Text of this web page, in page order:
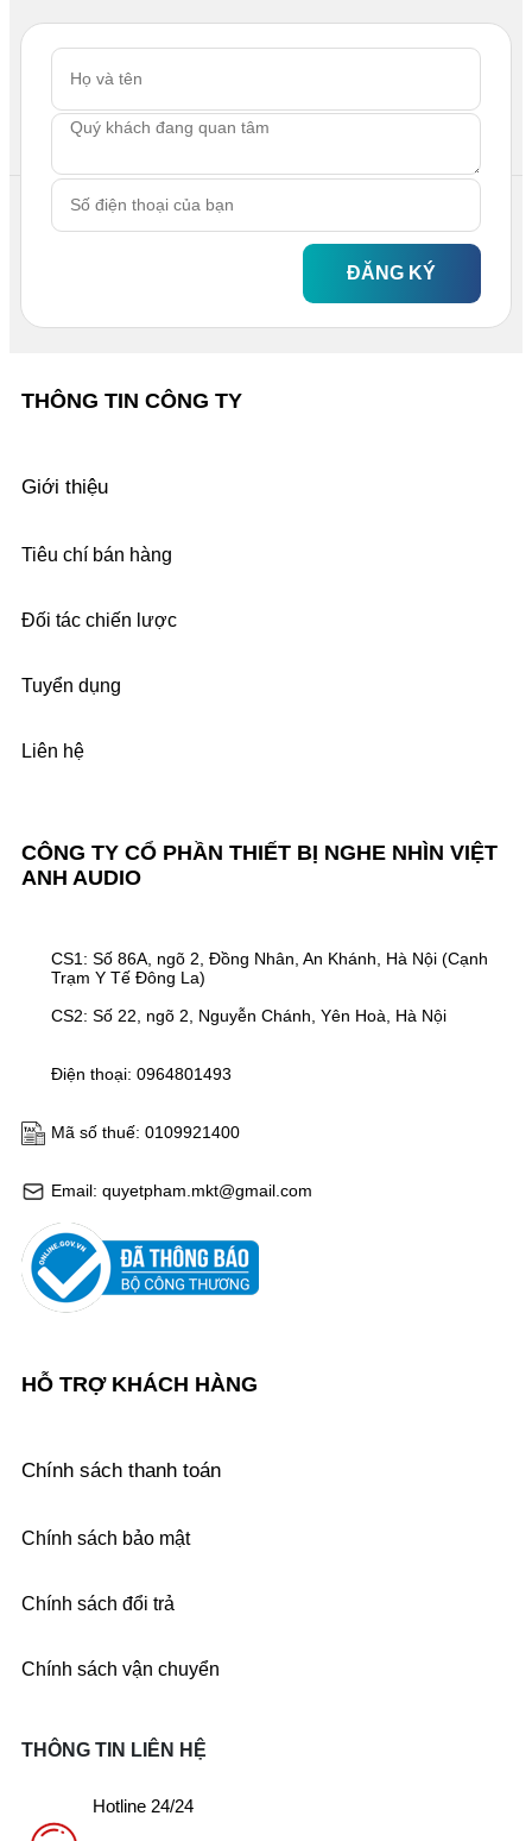
ĐĂNG KÝ
CÔNG TY CỔ PHẦN THIẾT BỊ NGHE NHÌN VIỆT
ANH AUDIO
Email: quyetpham.mkt@gmail.com
Mã số thuế: 0109921400
Điện thoại: 0964801493
CS1: Số 86A, ngõ 2, Đồng Nhân, An Khánh, Hà Nội (Cạnh
Trạm Y Tế Đông La)
CS2: Số 22, ngõ 2, Nguyễn Chánh, Yên Hoà, Hà Nội
THÔNG TIN CÔNG TY
Giới thiệu
Tiêu chí bán hàng
Đối tác chiến lược
Tuyển dụng
Liên hệ
HỖ TRỢ KHÁCH HÀNG
Chính sách thanh toán
Chính sách bảo mật
Chính sách đổi trả
Chính sách vận chuyển
THÔNG TIN LIÊN HỆ
Hotline 24/24